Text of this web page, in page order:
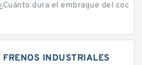
dura el embrague del
FRENOS INDUSTRIALES